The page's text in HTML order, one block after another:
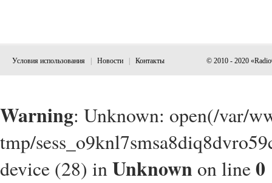
Условия использования Новости Контакты © 2010 - 2020
Warning: Unknown: open(/var/
tmp/
device (28) inUnknown on line0